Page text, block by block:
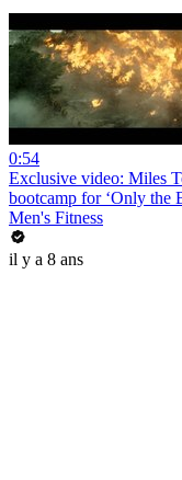
0:54
Exclusive video: Miles
bootcamp for ‘Only the
Men's Fitness
il y a 8 ans